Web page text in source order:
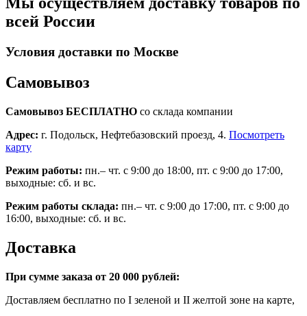
всей России
Условия доставки по Москве
Самовывоз
Самовывоз БЕСПЛАТНО со склада компании
Адрес: г. Подольск, Нефтебазовский проезд, 4. Посмотреть
карту
Режим работы: пн.– чт. с 9:00 до 18:00, пт. с 9:00 до 17:00,
выходные: сб. и вс.
Режим работы склада: пн.– чт. с 9:00 до 17:00, пт. с 9:00 до
16:00, выходные: сб. и вс.
Доставка
При сумме заказа от 20 000 рублей:
Доставляем бесплатно по I зеленой и II желтой зоне на карте,